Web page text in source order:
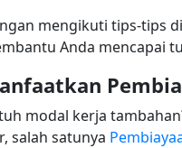
mengikuti tips-tips
Anda mencapai
modal kerja
salah satunya